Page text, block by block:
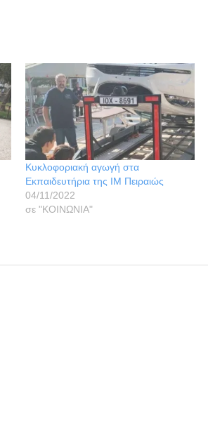
Κυκλοφοριακή αγωγή στα
Εκπαιδευτήρια της ΙΜ Πειραιώς
04/11/2022
σε "ΚΟΙΝΩΝΙΑ"